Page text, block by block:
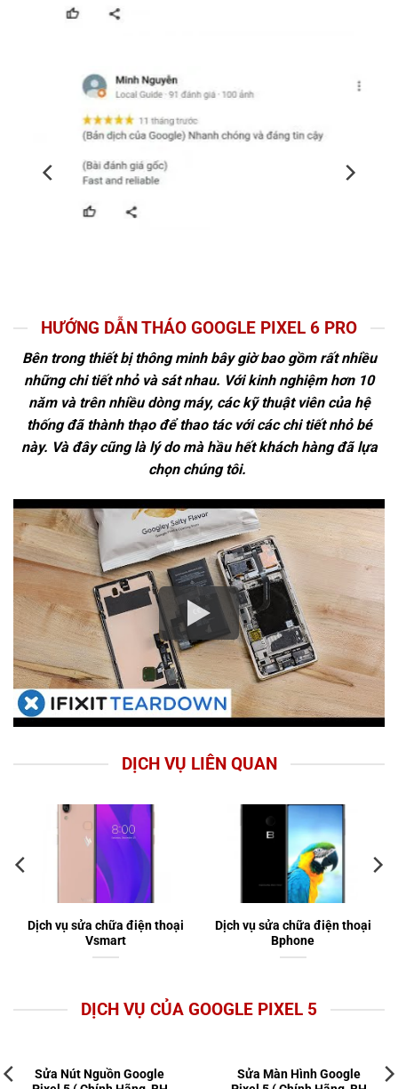
HƯỚNG DẪN THÁO GOOGLE PIXEL 6 PRO
Bên trong thiết bị thông minh bây giờ bao gồm rất nhiều
những chi tiết nhỏ và sát nhau. Với kinh nghiệm hơn 10
năm và trên nhiều dòng máy, các kỹ thuật viên của hệ
thống đã thành thạo để thao tác với các chi tiết nhỏ bé
này. Và đây cũng là lý do mà hầu hết khách hàng đã lựa
chọn chúng tôi.
DỊCH VỤ LIÊN QUAN
Dịch vụ sửa chữa điện thoại
Vsmart
Dịch vụ sửa chữa điện thoại
Bphone
DỊCH VỤ CỦA GOOGLE PIXEL 5
Sửa Nút Nguồn Google
Sửa Màn Hình Google